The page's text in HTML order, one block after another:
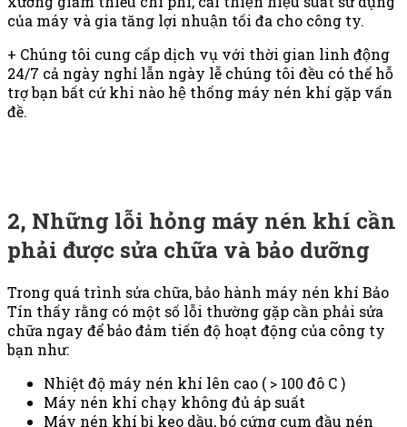
của máy và gia tăng lợi nhuận tối đa cho công ty.
+ Chúng tôi cung cấp dịch vụ với thời gian linh động
24/7 cả ngày nghỉ lẫn ngày lễ chúng tôi đều có thể hỗ
trợ bạn bất cứ khi nào hệ thống máy nén khí gặp vấn
đề.
2, Những lỗi hỏng máy nén khí cần
phải được sửa chữa và bảo dưỡng
Trong quá trình sửa chữa, bảo hành máy nén khí Bảo
Tín thấy rằng có một số lỗi thường gặp cần phải sửa
chữa ngay để bảo đảm tiến độ hoạt động của công ty
bạn như:
Nhiệt độ máy nén khí lên cao ( > 100 đô C )
Máy nén khí chạy không đủ áp suất
Máy nén khí bị keo dầu, bó cứng cụm đầu nén